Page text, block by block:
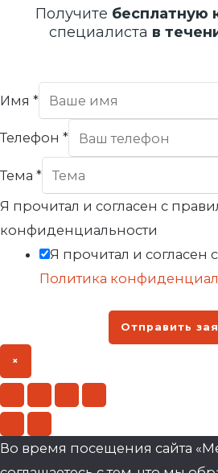
Получите бесплатную
специалиста в
Имя *
Телефон *
Тема *
Я прочитал и согласен с
конфиденциальности
Я прочитал и согласен
Политика
Отправить
×
Во время посещения сайта